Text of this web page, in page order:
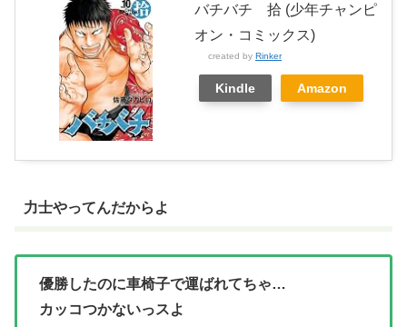
バチバチ 拾 (少年チャンピ
オン・コミックス)
created by Rinker
Kindle Amazon
力士やってんだからよ
優勝したのに車椅子で運ばれてちゃ…
カッコつかないっスよ